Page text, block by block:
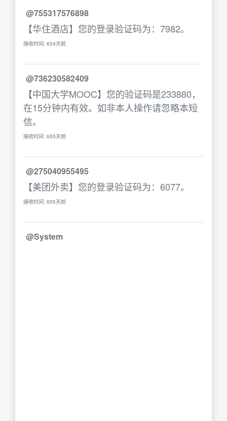
@755317576898
【华住酒店】您的登录验证码为：7982。
接收时间: 654天前
@736230582409
【中国大学MOOC】您的验证码是233880，
在15分钟内有效。如非本人操作请忽略本短
信。
接收时间: 655天前
@275040955495
【美团外卖】您的登录验证码为：6077。
接收时间: 655天前
@System